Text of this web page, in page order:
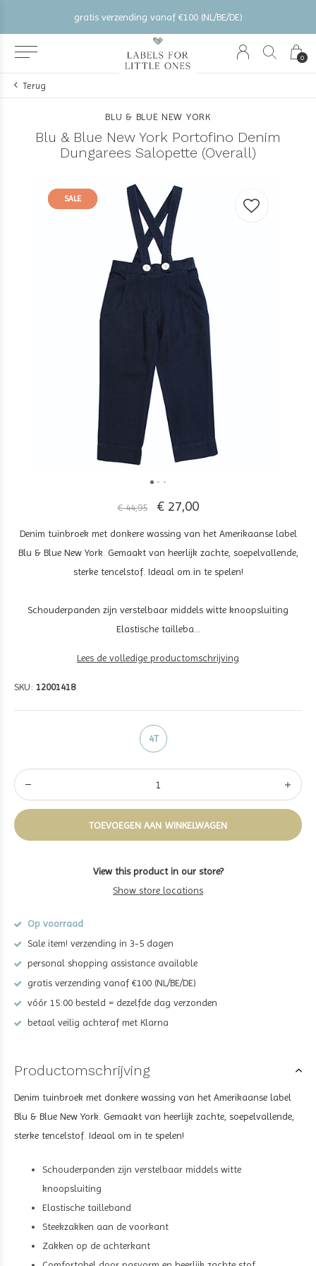
0
gratis verzending vanaf €100 (NL/BE/DE)
Terug
BLU & BLUE NEW YORK
Blu & Blue New York Portofino Denim
Dungarees Salopette (Overall)
SALE
SALE
€ 44,95 € 27,00
Denim tuinbroek met donkere wassing van het Amerikaanse label
Blu & Blue New York. Gemaakt van heerlijk zachte, soepelvallende,
sterke tencelstof. Ideaal om in te spelen!
Schouderpanden zijn verstelbaar middels witte knoopsluiting
Elastische tailleba...
Lees de volledige productomschrijving
SKU: 12001418
4T
TOEVOEGEN AAN WINKELWAGEN
View this product in our store?
Show store locations
Op voorraad
Sale item! verzending in 3-5 dagen
personal shopping assistance available
gratis verzending vanaf €100 (NL/BE/DE)
vóór 15:00 besteld = dezelfde dag verzonden
betaal veilig achteraf met Klarna
Productomschrijving
Denim tuinbroek met donkere wassing van het Amerikaanse label
Blu & Blue New York. Gemaakt van heerlijk zachte, soepelvallende,
sterke tencelstof. Ideaal om in te spelen!
Schouderpanden zijn verstelbaar middels witte
knoopsluiting
Elastische tailleband
Steekzakken aan de voorkant
Zakken op de achterkant